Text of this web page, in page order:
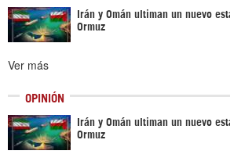
Irán y Omán ultiman un nuevo
Ormuz
Ver más
OPINIÓN
Irán y Omán ultiman un nuevo
Ormuz